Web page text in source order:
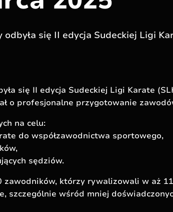
się II edycja Sudeckiej Ligi
się II edycja Sudeckiej Ligi Karate
o profesjonalne przygotowanie
na celu:
do współzawodnictwa sportowego,
sędziów.
zawodników, którzy rywalizowali w aż
szczególnie wśród mniej